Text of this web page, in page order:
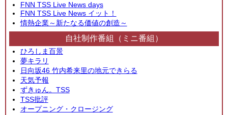
FNN TSS Live News days
FNN TSS Live News イット！
情熱企業～新たなる価値の創造～
自社制作番組（ミニ番組）
ひろしま百景
夢キラリ
日向坂46 竹内希来里の地元できらる
天気予報
ずきゅん。TSS
TSS批評
オープニング・クロージング